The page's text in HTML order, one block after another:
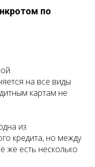
по
на все виды
картам не
из
кредита, но между
же есть несколько